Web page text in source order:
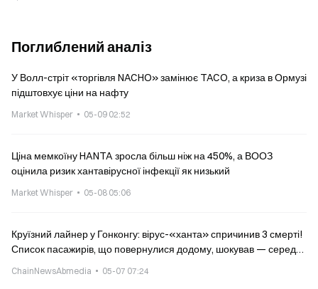
Поглиблений аналіз
У Волл-стріт «торгівля NACHO» замінює TACO, а криза в Ормузі
підштовхує ціни на нафту
Market Whisper 05-09 02:52
Ціна мемкоїну HANTA зросла більш ніж на 450%, а ВООЗ
оцінила ризик хантавірусної інфекції як низький
Market Whisper 05-08 05:06
Круїзний лайнер у Гонконгу: вірус-«ханта» спричинив 3 смерті!
Список пасажирів, що повернулися додому, шокував — серед
ChainNewsAbmedia 05-07 07:24